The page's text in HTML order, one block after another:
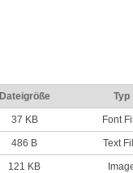
Dateigröße Typ
37 KB Font
486 B Text
121 KB